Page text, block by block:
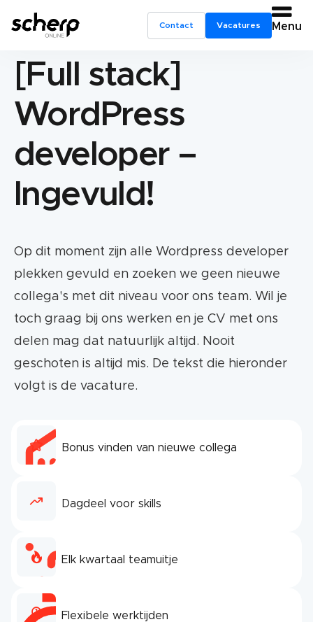
Contact Vacatures Menu
[Full stack]
WordPress
developer –
Ingevuld!
Op dit moment zijn alle Wordpress developer
plekken gevuld en zoeken we geen nieuwe
collega's met dit niveau voor ons team. Wil je
toch graag bij ons werken en je CV met ons
delen mag dat natuurlijk altijd. Nooit
geschoten is altijd mis. De tekst die hieronder
volgt is de vacature.
Bonus vinden van nieuwe collega
Dagdeel voor skills
Elk kwartaal teamuitje
Flexibele werktijden